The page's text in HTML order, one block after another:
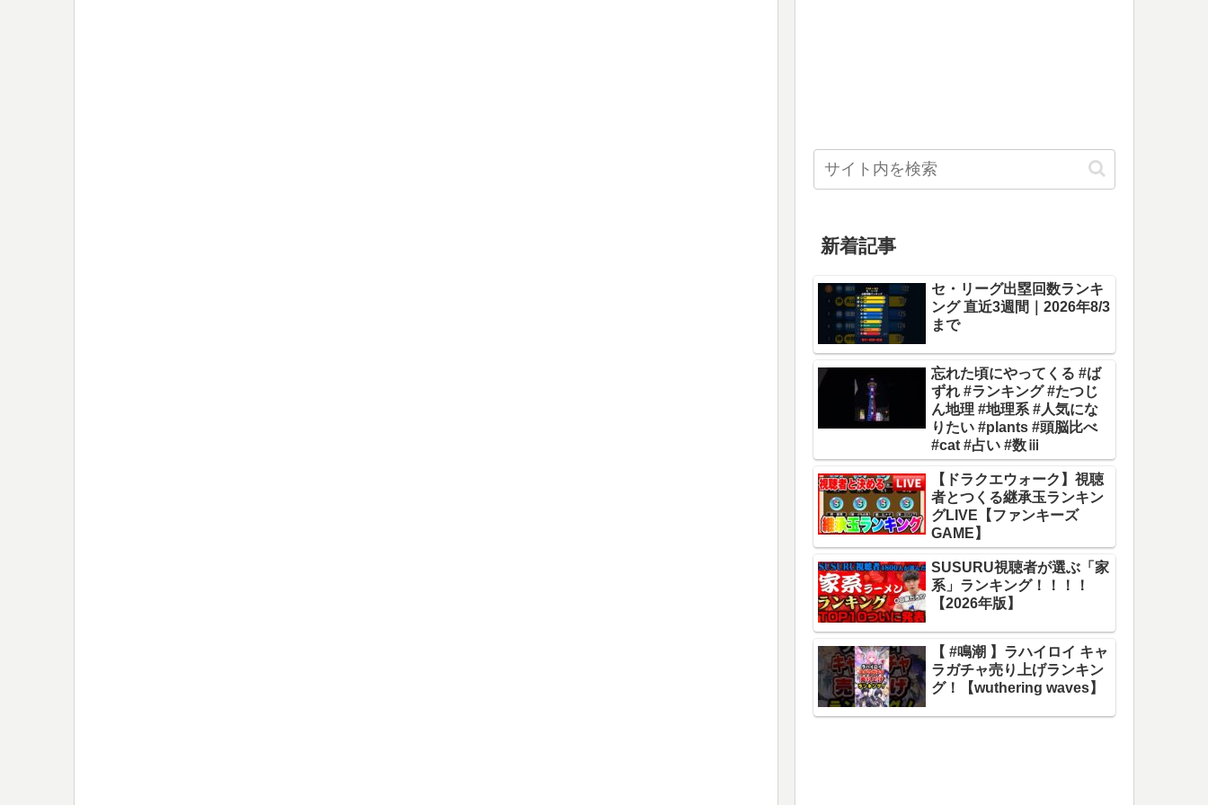
新着記事
セ・リーグ出塁回数ランキ
ング 直近3週間｜2026年8/3
まで
忘れた頃にやってくる #ば
ずれ #ランキング #たつじ
ん地理 #地理系 #人気にな
りたい #plants #頭脳比べ
#cat #占い #数ⅲ
【ドラクエウォーク】視聴
者とつくる継承玉ランキン
グLIVE【ファンキーズ
GAME】
SUSURU視聴者が選ぶ「家
系」ランキング！！！！
【2026年版】
【 #鳴潮 】ラハイロイ キャ
ラガチャ売り上げランキン
グ！【wuthering waves】